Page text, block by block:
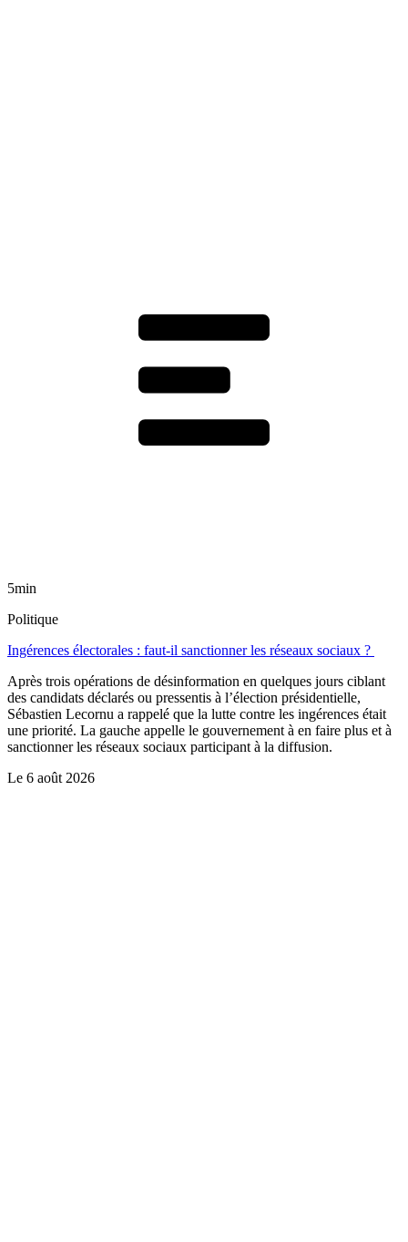
5min
Politique
Ingérences électorales : faut-il sanctionner les réseaux sociaux ?
Après trois opérations de désinformation en quelques jours ciblant
des candidats déclarés ou pressentis à l’élection présidentielle,
Sébastien Lecornu a rappelé que la lutte contre les ingérences était
une priorité. La gauche appelle le gouvernement à en faire plus et à
sanctionner les réseaux sociaux participant à la diffusion.
Le 6 août 2026